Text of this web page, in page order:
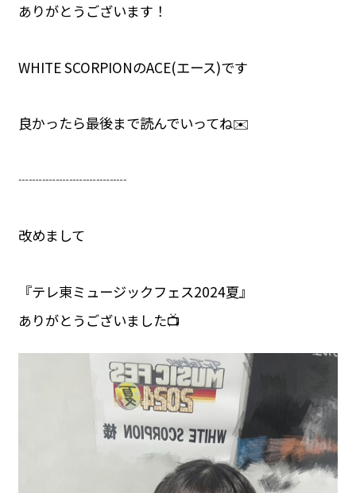
ありがとうございます！
WHITE SCORPIONのACE(エース)です
良かったら最後まで読んでいってね✉️
┈┈┈┈┈┈┈┈
改めまして
『テレ東ミュージックフェス2024夏』
ありがとうございました📺